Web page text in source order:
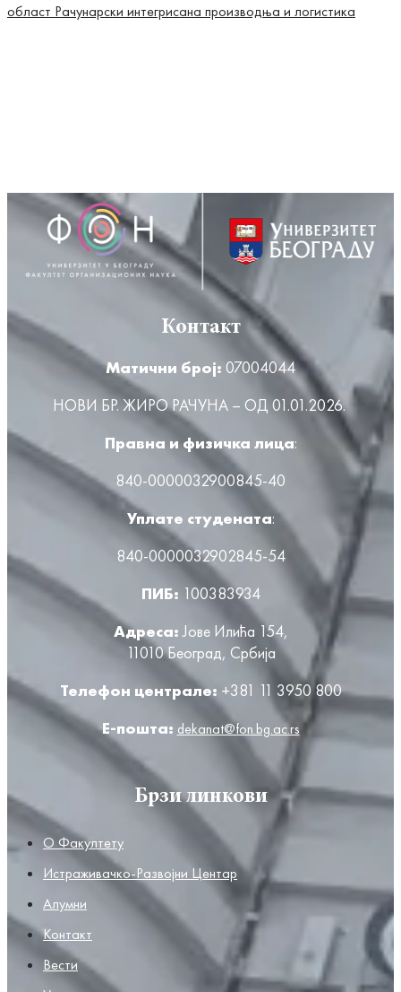
област Рачунарски интегрисана производња и логистика
Контакт
Матични број: 07004044
НОВИ БР. ЖИРО РАЧУНА – ОД 01.01.2026.
Правна и физичка лица:
840-0000032900845-40
Уплате студената:
840-0000032902845-54
ПИБ: 100383934
Адреса:Јове Илића 154,
11010 Београд, Србија
Телефон централе: +381 11 3950 800
Е-пошта: dekanat@fon.bg.ac.rs
Брзи линкови
О Факултету
Истраживачко-Развојни Центар
Алумни
Контакт
Вести